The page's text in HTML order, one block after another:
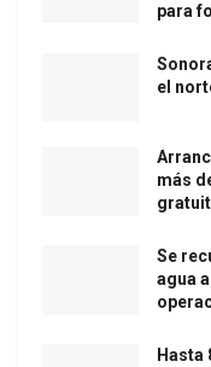
para
el
más
Se
agua
Hasta